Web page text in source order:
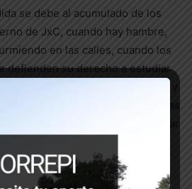
se debe al acumulado de los
de JxC, cuando hay hambre,
en las calles, cuando los
defienden su derecho a estudiar
habiendo quienes buscan destinar
aún más el aparato